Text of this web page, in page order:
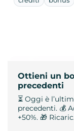
Ottieni un
precedenti
⏳ Oggi è
precedenti. 💰
+50%. 🎁